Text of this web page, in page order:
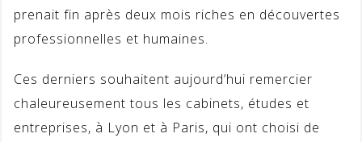
prenait fin après deux mois riches en découvertes
professionnelles et humaines.
Ces derniers souhaitent aujourd’hui remercier
chaleureusement tous les cabinets, études et
entreprises, à Lyon et à Paris, qui ont choisi de